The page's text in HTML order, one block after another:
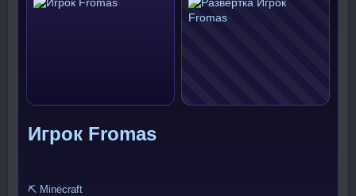
Игрок Fromas
⛏️ Minecraft